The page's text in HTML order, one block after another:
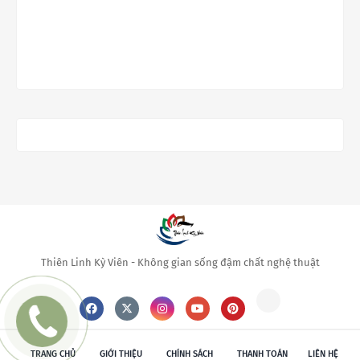
Thiên Linh Kỳ Viên - Không gian sống đậm chất nghệ thuật
TRANG CHỦ GIỚI THIỆU CHÍNH SÁCH THANH TOÁN LIÊN HỆ